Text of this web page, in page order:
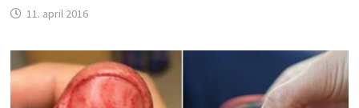
11. april 2016